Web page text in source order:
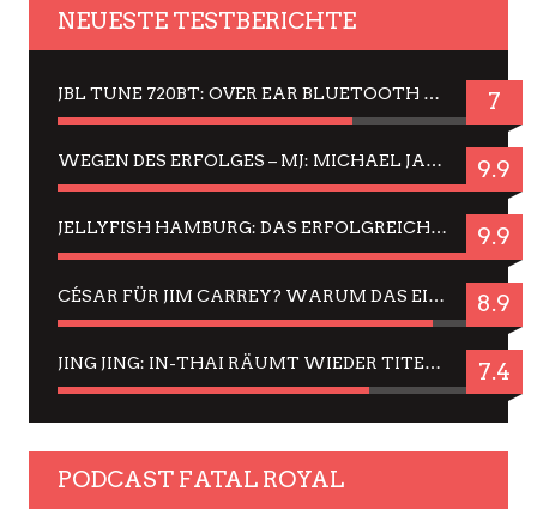
NEUESTE TESTBERICHTE
JBL TUNE 720BT: OVER EAR BLUETOOTH KOPFHÖRER UM DIE 50,-€ IM DAUER-TEST 7
WEGEN DES ERFOLGES – MJ: MICHAEL JACKSON MUSICAL IN EINER MATINEE SEHEN 9.9
JELLYFISH HAMBURG: DAS ERFOLGREICHE SOMMER-MENÜ 2025 IN GEFÜHLEN UND BILDERN 9.9
CÉSAR FÜR JIM CARREY? WARUM DAS EINER DER NERVIGSTEN ACTORS IST UND BLEIBT 8.9
JING JING: IN-THAI RÄUMT WIEDER TITEL AB – EIN ZWEI-STUNDEN-ERLEBNISBERICHT 7.4
PODCAST FATAL ROYAL